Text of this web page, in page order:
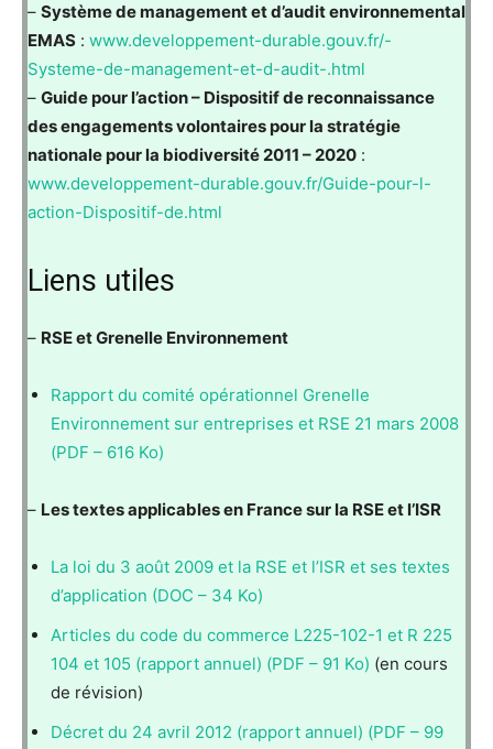
– Système de management et d’audit environnemental
EMAS : www.developpement-durable.gouv.fr/-
Systeme-de-management-et-d-audit-.html
– Guide pour l’action – Dispositif de reconnaissance
des engagements volontaires pour la stratégie
nationale pour la biodiversité 2011 – 2020 :
www.developpement-durable.gouv.fr/Guide-pour-l-
action-Dispositif-de.html
Liens utiles
– RSE et Grenelle Environnement
Rapport du comité opérationnel Grenelle
Environnement sur entreprises et RSE 21 mars 2008
(PDF – 616 Ko)
– Les textes applicables en France sur la RSE et l’ISR
La loi du 3 août 2009 et la RSE et l’ISR et ses textes
d’application (DOC – 34 Ko)
Articles du code du commerce L225-102-1 et R 225
104 et 105 (rapport annuel) (PDF – 91 Ko) (en cours
de révision)
Décret du 24 avril 2012 (rapport annuel) (PDF – 99